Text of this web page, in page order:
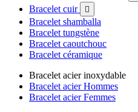
Bracelet cuir 
Bracelet shamballa
Bracelet tungstène
Bracelet caoutchouc
Bracelet céramique
Bracelet acier inoxydable
Bracelet acier Hommes
Bracelet acier Femmes